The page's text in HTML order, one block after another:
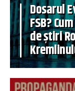
Dosarul
FSB?
de știri